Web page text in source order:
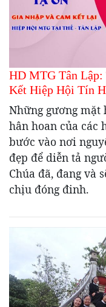
HD MTG Tân Lập:
Kết Hiệp Hội Tín
Những gương mặt
hân hoan của các
bước vào nơi
đẹp để diễn tả
Chúa đã, đang và
chịu đóng đinh.